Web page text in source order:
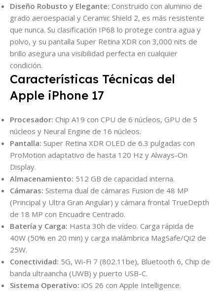
Diseño Robusto y Elegante: Construido con aluminio de
grado aeroespacial y Ceramic Shield 2, es más resistente
que nunca. Su clasificación IP68 lo protege contra agua y
polvo, y su pantalla Super Retina XDR con 3,000 nits de
brillo asegura una visibilidad perfecta en cualquier
condición.
Características Técnicas del
Apple iPhone 17
Procesador: Chip A19 con CPU de 6 núcleos, GPU de 5
núcleos y Neural Engine de 16 núcleos.
Pantalla: Super Retina XDR OLED de 6.3 pulgadas con
ProMotion adaptativo de hasta 120 Hz y Always-On
Display.
Almacenamiento: 512 GB de capacidad interna.
Cámaras: Sistema dual de cámaras Fusion de 48 MP
(Principal y Ultra Gran Angular) y cámara frontal TrueDepth
de 18 MP con Encuadre Centrado.
Batería y Carga: Hasta 30h de vídeo. Carga rápida de
40W (50% en 20 min) y carga inalámbrica MagSafe/Qi2 de
25W.
Conectividad: 5G, Wi-Fi 7 (802.11be), Bluetooth 6, Chip de
banda ultraancha (UWB) y puerto USB-C.
Sistema Operativo: iOS 26 con Apple Intelligence.